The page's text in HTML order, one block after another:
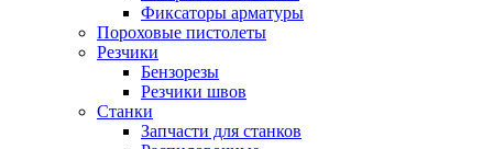
Фиксаторы арматуры
Пороховые пистолеты
Резчики
Бензорезы
Резчики швов
Станки
Запчасти для станков